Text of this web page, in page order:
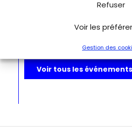
Refuser
Voir les
Gestion des
comportements à faire dresser
géniales. L’exposition de la
Voir tous les événements